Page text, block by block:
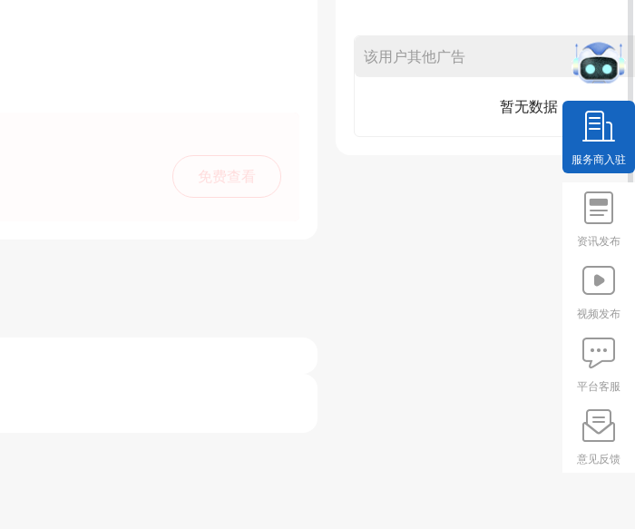
服务商入驻
资讯发布
视频发布
平台客服
意见反馈
免费查看
该用户其他广告
暂无数据